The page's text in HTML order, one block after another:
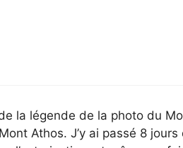
la légende de la photo du
Athos. J’y ai passé 8 jours